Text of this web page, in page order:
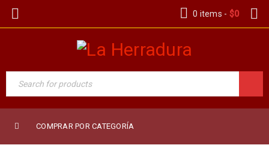
0 items - $0
COMPRAR POR CATEGORÍA